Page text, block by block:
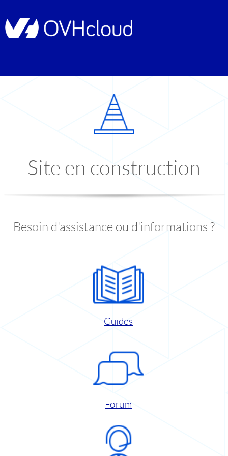
Site en construction
Besoin d'assistance ou d'informations ?
Guides
Forum